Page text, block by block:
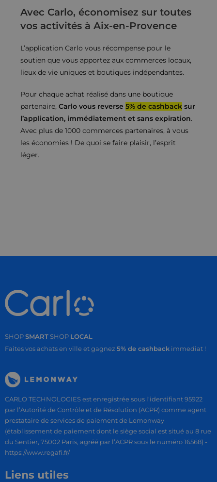
Avec Carlo, économisez sur toutes
vos activités à Aix-en-Provence
L’application Carlo vous récompense pour le
soutien que vous apportez aux commerces locaux,
lieux de vie uniques et boutiques indépendantes.
Pour chaque achat réalisé dans une boutique
partenaire,Carlo vous reverse5% de cashback sur
l’application, immédiatement et sans expiration.
Avec plus de 1000 commerces partenaires, à vous
les économies ! De quoi se faire plaisir, l’esprit
léger.
SHOPSMART SHOP LOCAL
Faites vos achats en ville et gagnez 5% de cashback immediat !
CARLO TECHNOLOGIES est enregistrée sous l'identifiant 95922
par l’Autorité de Contrôle et de Résolution (ACPR) comme agent
prestataire de services de paiement de Lemonway
(établissement de paiement dont le siège social est situé au 8 rue
du Sentier, 75002 Paris, agréé par l’ACPR sous le numéro 16568) -
https://www.regafi.fr/
Liens utiles